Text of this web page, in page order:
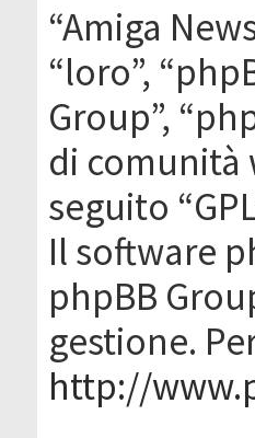
“Amiga
“loro”,
Group”,
di comunità
seguito
Il software
phpBB
gestione.
http://